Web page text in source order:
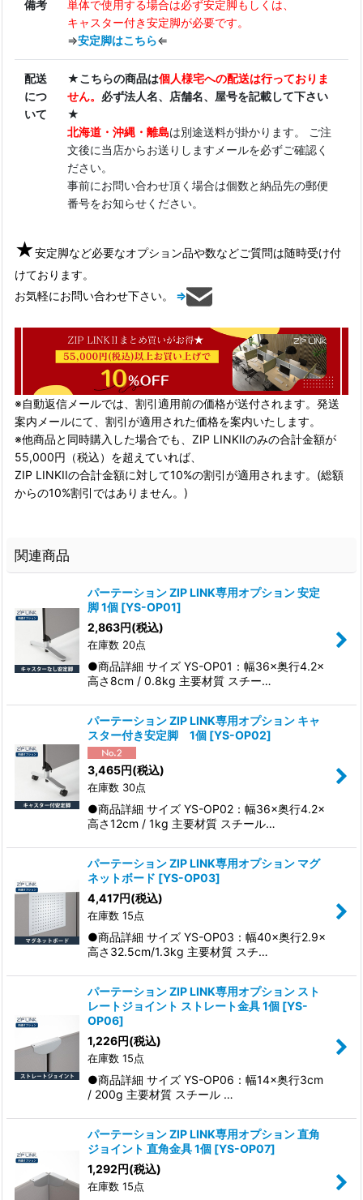
備考
単体で使用する場合は必ず安定脚もしくは、
キャスター付き安定脚が必要です。
⇒安定脚はこちら⇐
配送
につ
いて
★こちらの商品は個人様宅への配送は行っておりま
せん。 必ず法人名、店舗名、屋号を記載して下さい
★
北海道・沖縄・離島は別途送料が掛かります。 ご注
文後に当店からお送りしますメールを必ずご確認く
ださい。
事前にお問い合わせ頂く場合は個数と納品先の郵便
番号をお知らせください。
★安定脚など必要なオプション品や数などご質問は随時受け付
けております。
お気軽にお問い合わせ下さい。
⇒
※自動返信メールでは、割引適用前の価格が送付されます。発送
案内メールにて、割引が適用された価格を案内いたします。
※他商品と同時購入した場合でも、ZIP LINKIIのみの合計金額が
55,000円（税込）を超えていれば、
ZIP LINKIIの合計金額に対して10%の割引が適用されます。(総額
からの10%割引ではありません。)
関連商品
パーテーション ZIP LINK専用オプション 安定
脚 1個 [YS-OP01]
2,863円(税込)
在庫数 20点
●商品詳細 サイズ YS-OP01：幅36×奥行4.2×
高さ8cm / 0.8kg 主要材質 スチー…
パーテーション ZIP LINK専用オプション キャ
スター付き安定脚 1個 [YS-OP02]
3,465円(税込)
在庫数 30点
●商品詳細 サイズ YS-OP02：幅36×奥行4.2×
高さ12cm / 1kg 主要材質 スチール…
パーテーション ZIP LINK専用オプション マグ
ネットボード [YS-OP03]
4,417円(税込)
在庫数 15点
●商品詳細 サイズ YS-OP03：幅40×奥行2.9×
高さ32.5cm/1.3kg 主要材質 スチ…
パーテーション ZIP LINK専用オプション スト
レートジョイント ストレート金具 1個 [YS-
OP06]
1,226円(税込)
在庫数 15点
●商品詳細 サイズ YS-OP06：幅14×奥行3cm
/ 200g 主要材質 スチール …
パーテーション ZIP LINK専用オプション 直角
ジョイント 直角金具 1個 [YS-OP07]
1,292円(税込)
在庫数 15点